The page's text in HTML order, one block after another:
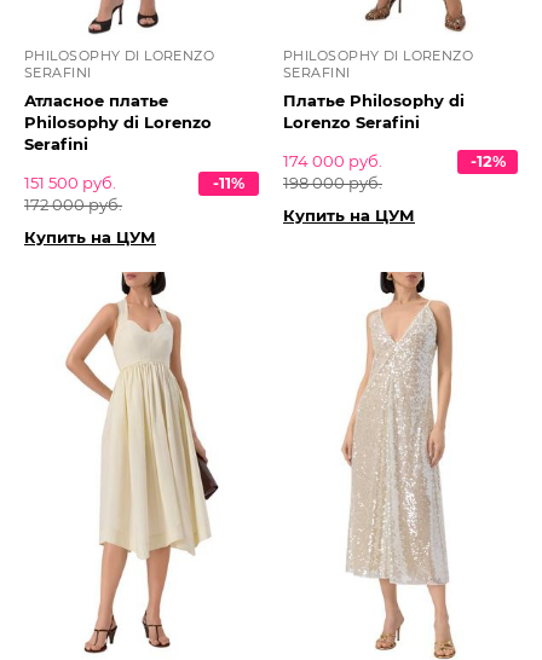
PHILOSOPHY DI LORENZO
SERAFINI
Атласное платье
Philosophy di Lorenzo
Serafini
151 500 руб.
172 000 руб.
-11%
Купить на ЦУМ
PHILOSOPHY DI LORENZO
SERAFINI
Платье Philosophy di
Lorenzo Serafini
174 000 руб.
198 000 руб.
-12%
Купить на ЦУМ